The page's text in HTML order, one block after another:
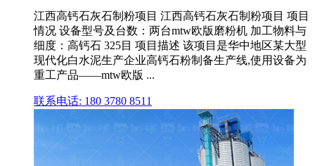
江西高钙石灰石制粉项目 江西高钙石灰石制粉项目 项目
情况 设备型号及台数：两台mtw欧版磨粉机 加工物料与
细度：高钙石 325目 项目描述 该项目是华中地区某大型
现代化白水泥生产企业高钙石粉制备生产线,使用设备为
重工产品——mtw欧版 ...
联系电话: 180 3780 8511